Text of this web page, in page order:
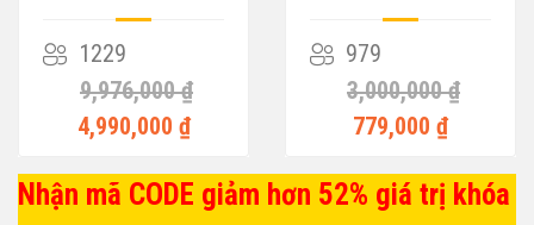
Tiền
1229
9,976,000 ₫
4,990,000 ₫
979
3,000,000 ₫
779,000 ₫
Nhận mã CODE giảm hơn 52% giá trị khóa